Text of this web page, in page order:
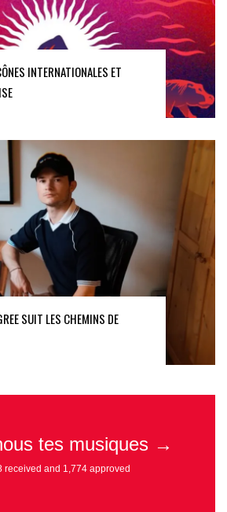
INTERNATIONALES ET
SUIT LES CHEMINS DE